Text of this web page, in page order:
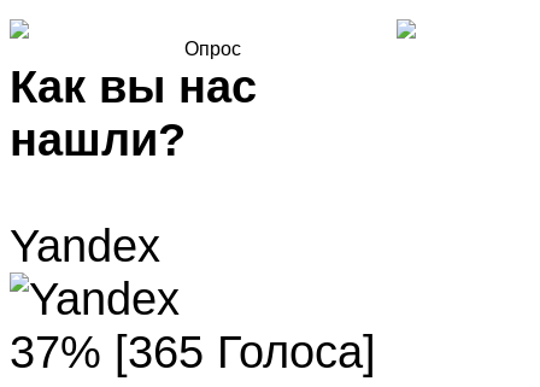
Опрос
Как вы нас
нашли?
Yandex
37% [365 Голоса]